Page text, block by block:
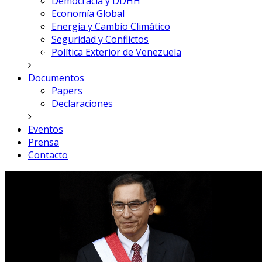
Economía Global
Energía y Cambio Climático
Seguridad y Conflictos
Política Exterior de Venezuela
Documentos
Papers
Declaraciones
Eventos
Prensa
Contacto